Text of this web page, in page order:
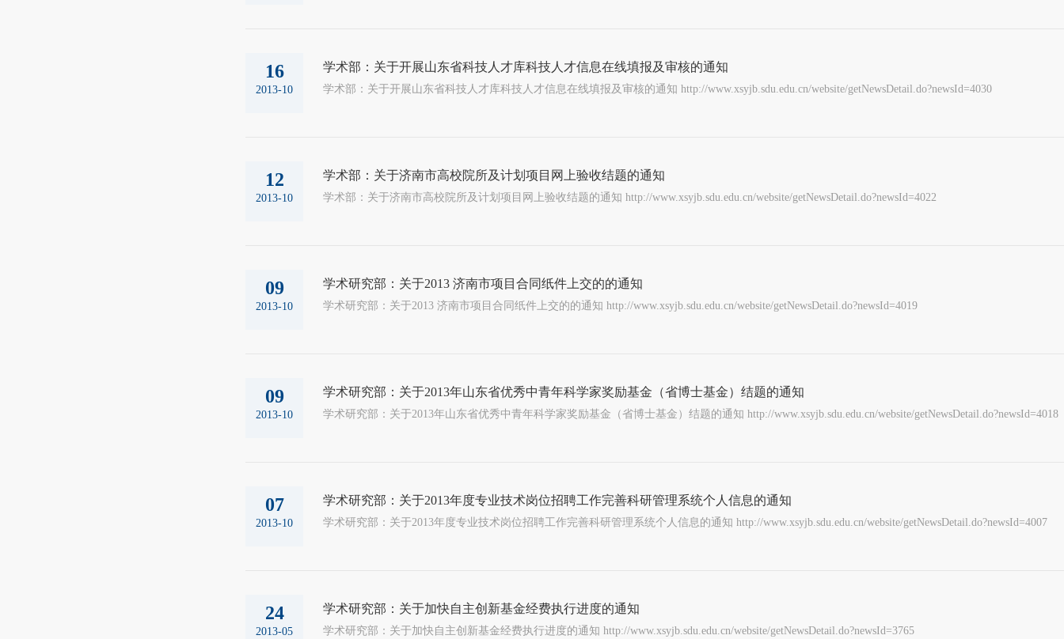
16
2013-10
学术部：关于开展山东省科技人才库科技人才信息在线填报及审核的通知
学术部：关于开展山东省科技人才库科技人才信息在线填报及审核的通知 http://www.xsyjb.sdu.edu.cn/website/getNewsDetail.do?newsId=4030
12
2013-10
学术部：关于济南市高校院所及计划项目网上验收结题的通知
学术部：关于济南市高校院所及计划项目网上验收结题的通知 http://www.xsyjb.sdu.edu.cn/website/getNewsDetail.do?newsId=4022
09
2013-10
学术研究部：关于2013 济南市项目合同纸件上交的的通知
学术研究部：关于2013 济南市项目合同纸件上交的的通知 http://www.xsyjb.sdu.edu.cn/website/getNewsDetail.do?newsId=4019
09
2013-10
学术研究部：关于2013年山东省优秀中青年科学家奖励基金（省博士基金）结题的通知
学术研究部：关于2013年山东省优秀中青年科学家奖励基金（省博士基金）结题的通知 http://www.xsyjb.sdu.edu.cn/website/getNewsDetail.do?newsId=4018
07
2013-10
学术研究部：关于2013年度专业技术岗位招聘工作完善科研管理系统个人信息的通知
学术研究部：关于2013年度专业技术岗位招聘工作完善科研管理系统个人信息的通知 http://www.xsyjb.sdu.edu.cn/website/getNewsDetail.do?newsId=4007
24
2013-05
学术研究部：关于加快自主创新基金经费执行进度的通知
学术研究部：关于加快自主创新基金经费执行进度的通知 http://www.xsyjb.sdu.edu.cn/website/getNewsDetail.do?newsId=3765